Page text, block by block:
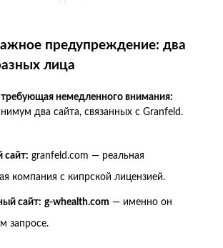
предупреждение: два
лица
требующая немедленного внимания:
два сайта, связанных с Granfeld.
сайт: granfeld.com — реальная
компания с кипрской лицензией.
сайт: g-whealth.com — именно он
запросе.